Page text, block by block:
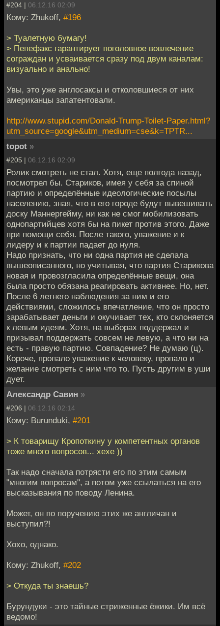
#204 | 06.12.16 02:09
Кому: Zhukoff, #196
> Туалетную бумагу!
> Пепефакс гарантирует поголовное вовлечение
сограждан и усваивается сразу под двум каналам:
визуально и анально!
Увы, это уже англосаксы и отколовшиеся от них
американцы запатентовали.
http://www.stupid.com/Donald-Trump-Toilet-Paper.html?
utm_source=google&utm_medium=cse&k=TPTR...
topot »
#205 | 06.12.16 02:09
Ролик смотреть не стал. Хотя, еще полгода назад,
посмотрел бы. Стариков, имея у себя за спиной
партию и определённые идеологические посылы
населению, зная, что в его городе будут вывешивать
доску Маннергейму, ни как не смог мобилизовать
однопартийцев хотя бы на пикет против этого. Даже
при помощи себя. После такого, уважение и к
лидеру и к партии падает до нуля.
Надо признать, что ни одна партия не сделала
вышеописанного, но учитывая, что партия Старикова
новая и провозгласила определённые вещи, она
была просто обязана реагировать активнее. Но, нет.
После 6 летнего наблюдения за ним и его
действиями, сложилось впечатление, что он просто
зарабатывает деньги и окучивает тех, кто склоняется
к левым идеям. Хотя, на выборах поддержал и
призывал поддержать совсем не левую, а что ни на
есть - правую партию. Совпадение? Не думаю (ц).
Короче, пропало уважение к человеку, пропало и
желание смотреть с ним что то. Пусть другим в уши
дует.
Александр Савин »
#206 | 06.12.16 02:14
Кому: Burunduki, #201
> К товарищу Кропоткину у компетентных органов
тоже много вопросов... хехе ))
Так надо сначала потрясти его по этим самым
"многим вопросам", а потом уже ссылаться на его
высказывания по поводу Ленина.
Может, он по поручению этих же англичан и
выступил?!
Хохо, однако.
Кому: Zhukoff, #202
> Откуда ты знаешь?
Бурундуки - это тайные стриженные ёжики. Им всё
ведомо!